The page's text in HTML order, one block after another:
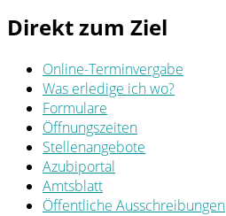
Direkt zum Ziel
Online-Terminvergabe
Was erledige ich wo?
Formulare
Öffnungszeiten
Stellenangebote
Azubiportal
Amtsblatt
Öffentliche Ausschreibungen